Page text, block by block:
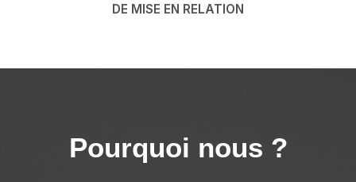
DE MISE EN RELATION
Pourquoi nous ?